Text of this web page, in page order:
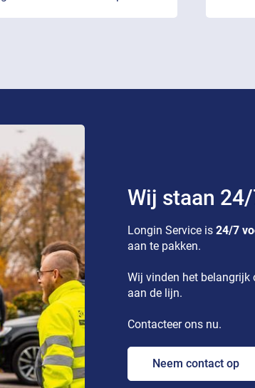
Wij staan
Longin Service is24/7
aan te pakken.
Wij vinden het belangrijk
aan de lijn.
Contacteer ons nu.
Neem contact op